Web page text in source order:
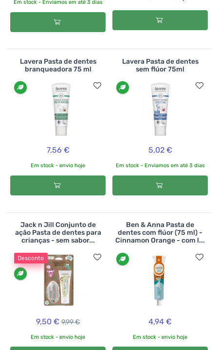
Em stock - Enviamos em até 3 dias
Lavera Pasta de dentes
branqueadora 75 ml
7,56 €
Em stock - envio hoje
Lavera Pasta de dentes
sem flúor 75ml
5,02 €
Em stock - Enviamos em até 3 dias
Jack n Jill Conjunto de
ação Pasta de dentes para
crianças - sem sabor...
Desconto
9,50 € 9,99 €
Em stock - envio hoje
Ben & Anna Pasta de
dentes com flúor (75 ml) -
Cinnamon Orange - com l...
4,94 €
Em stock - envio hoje